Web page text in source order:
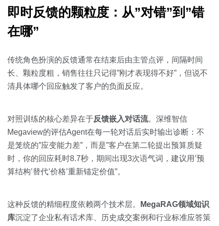
即时反馈的颗粒度：从”对错”到”错
在哪”
传统角色扮演的反馈通常在结束后由主管点评，间隔时间
长、颗粒度粗，销售往往只记得”刚才表现得不好”，但说不
清具体哪个回应触发了客户的负面反应。
对照训练的核心差异在于反馈嵌入对话流。深维智信
Megaview的评估Agent在每一轮对话后实时输出诊断：不
是笼统的”应变能力差”，而是”客户在第二轮提出预算质疑
时，你的回应耗时8.7秒，期间出现3次语气词，建议用’预
算结构’替代’价格’重新锚定价值”。
这种反馈的精细程度依赖两个技术层。
MegaRAG领域知识
库沉淀了企业私有话术库、历史成交案例和行业标准应答策